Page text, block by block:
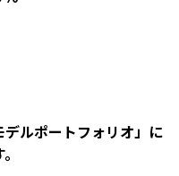
ルポートフォリオ」に